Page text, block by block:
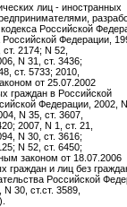
лиц - иностранных
Российской
Федерации,
2174; N 52,
N 31, ст. 3436;
ст. 5733; 2010,
от 25.07.2002
граждан в Российской
Федерации, 2002, N
N 35, ст. 3607,
2007, N 1, ст. 21,
N 30, ст. 3616;
N 52, ст. 6450;
законом от 18.07.2006
и лиц без
Российской
30, ст.ст. 3589,